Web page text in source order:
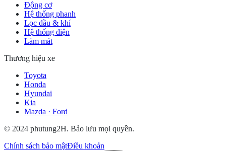
Động cơ
Hệ thống phanh
Lọc dầu & khí
Hệ thống điện
Làm mát
Thương hiệu xe
Toyota
Honda
Hyundai
Kia
Mazda · Ford
© 2024 phutung2H. Bảo lưu mọi quyền.
Chính sách bảo mậtĐiều khoản